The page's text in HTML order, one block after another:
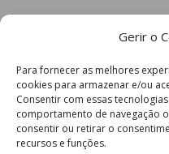
Gerir o
Para fornecer as melhores
cookies para armazenar e/ou
Consentir com essas
comportamento de navegação
consentir ou retirar o
recursos e funções.